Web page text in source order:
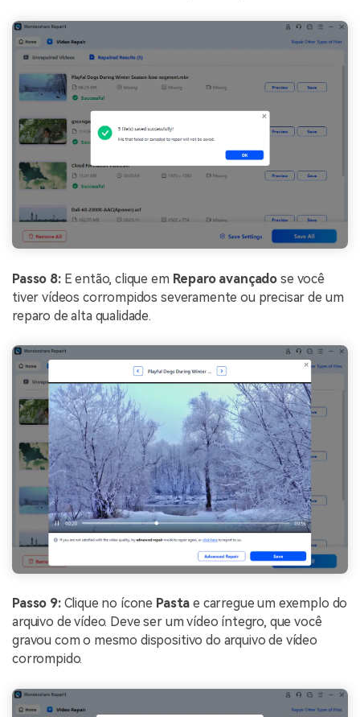
Passo 8:E então, clique em Reparo avançado se você
tiver vídeos corrompidos severamente ou precisar de um
reparo de alta qualidade.
Passo 9:Clique no ícone Pasta e carregue um exemplo do
arquivo de vídeo. Deve ser um vídeo íntegro, que você
gravou com o mesmo dispositivo do arquivo de vídeo
corrompido.